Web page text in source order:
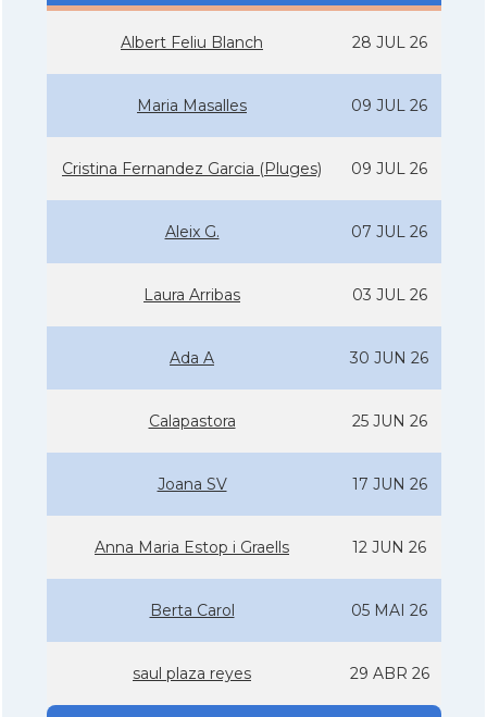
Albert Feliu Blanch 28 JUL 26
Maria Masalles 09 JUL 26
Cristina Fernandez Garcia (Pluges) 09 JUL 26
Aleix G. 07 JUL 26
Laura Arribas 03 JUL 26
Ada A 30 JUN 26
Calapastora 25 JUN 26
Joana SV 17 JUN 26
Anna Maria Estop i Graells 12 JUN 26
Berta Carol 05 MAI 26
saul plaza reyes 29 ABR 26